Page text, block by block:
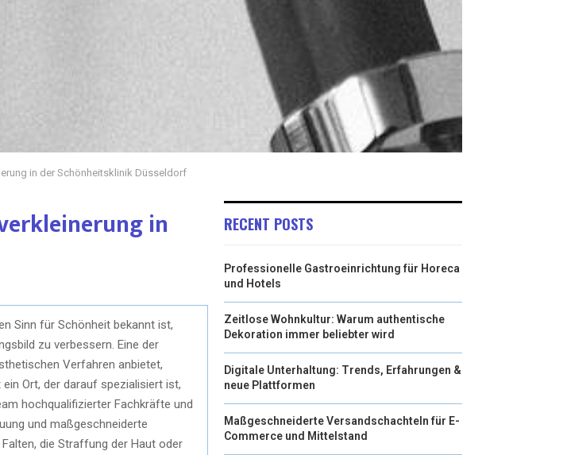
in der Schönheitsklinik Düsseldorf
in
Sinn für Schönheit bekannt ist,
zu verbessern. Eine der
Verfahren anbietet,
ein Ort, der darauf spezialisiert ist,
hochqualifizierter Fachkräfte und
und maßgeschneiderte
die Straffung der Haut oder
RECENT POSTS
Professionelle Gastroeinrichtung für Horeca
und Hotels
Zeitlose Wohnkultur: Warum authentische
Dekoration immer beliebter wird
Digitale Unterhaltung: Trends, Erfahrungen &
neue Plattformen
Maßgeschneiderte Versandschachteln für E-
Commerce und Mittelstand